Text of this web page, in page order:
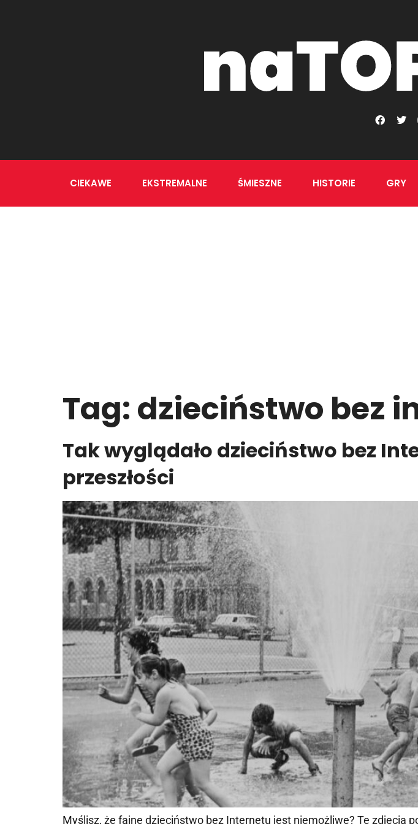
CIEKAWE EKSTREMALNE ŚMIESZNE HISTORIE GRY
Tag: dzieciństwo bez
Tak wyglądało dzieciństwo bez
przeszłości
Myślisz, że fajne dzieciństwo bez Internetu jest niemożliwe? Te zdjęcia